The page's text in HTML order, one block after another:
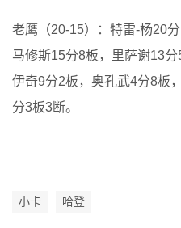
老鹰（20-15）：特雷-杨20
马修斯15分8板，里萨谢13
伊奇9分2板，奥孔武4分8板
分3板3断。
小卡 哈登